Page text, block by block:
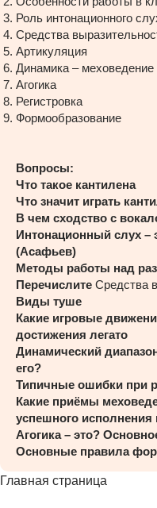
Роль интонационного
Средства
Артикуляция
Динамика – меховедение
Агогика
Регистровка
Формообразование
Вопросы:
Что такое кантилена
Что значит играть
В чем сходство с
Интонационный слух –
(Асафьев)
Методы работы над
Перечислите Средства
Виды туше
Какие игровые
достижения легато
Динамический
его?
Типичные ошибки при
Какие приёмы
успешного исполнения
Агогика – это?
Основные правила
Главная страница